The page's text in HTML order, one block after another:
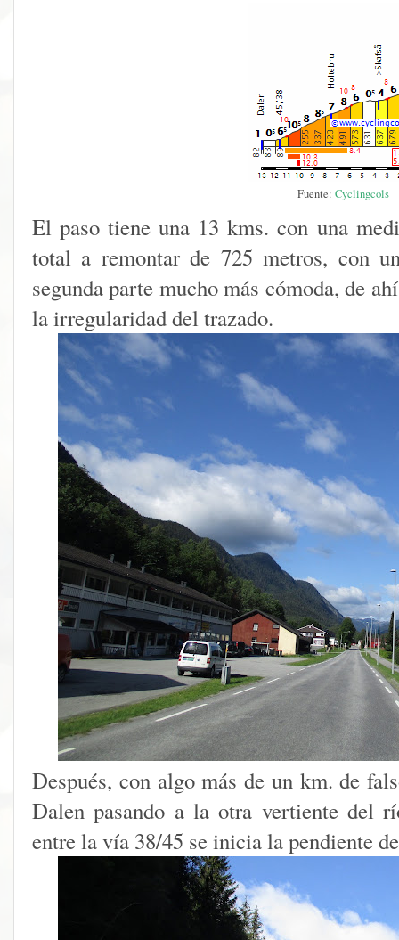
Fuente: Cyclingcols
El paso tiene una 13 kms. con una
total a remontar de 725 metros, con
segunda parte mucho más cómoda, de
la irregularidad del trazado.
Después, con algo más de un km. de
Dalen pasando a la otra vertiente del
entre la vía 38/45 se inicia la pendiente